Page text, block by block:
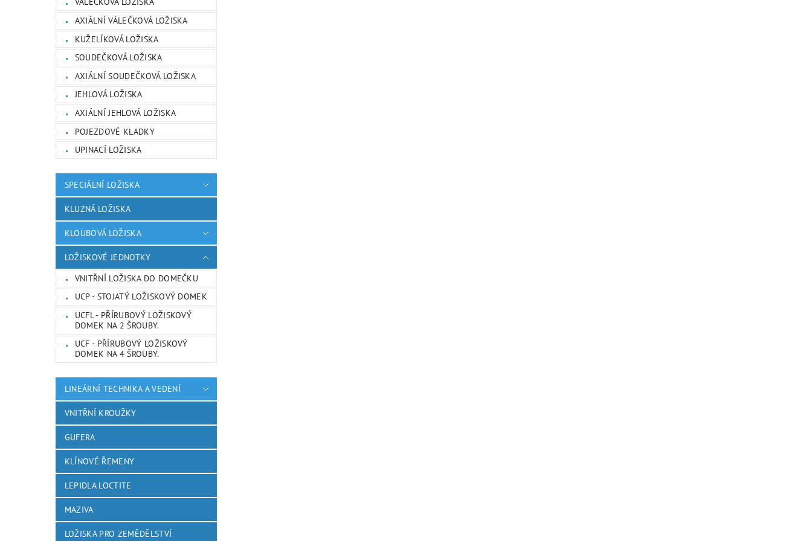
AXIÁLNÍ VÁLEČKOVÁ LOŽISKA
KUŽELÍKOVÁ LOŽISKA
SOUDEČKOVÁ LOŽISKA
AXIÁLNÍ SOUDEČKOVÁ LOŽISKA
JEHLOVÁ LOŽISKA
AXIÁLNÍ JEHLOVÁ LOŽISKA
POJEZDOVÉ KLADKY
UPINACÍ LOŽISKA
SPECIÁLNÍ LOŽISKA
KLUZNÁ LOŽISKA
KLOUBOVÁ LOŽISKA
LOŽISKOVÉ JEDNOTKY
VNITŘNÍ LOŽISKA DO DOMEČKU
UCP - STOJATÝ LOŽISKOVÝ DOMEK
UCFL - PŘÍRUBOVÝ LOŽISKOVÝ
DOMEK NA 2 ŠROUBY.
UCF - PŘÍRUBOVÝ LOŽISKOVÝ
DOMEK NA 4 ŠROUBY.
LINEÁRNÍ TECHNIKA A VEDENÍ
VNITŘNÍ KROUŽKY
GUFERA
KLÍNOVÉ ŘEMENY
LEPIDLA LOCTITE
MAZIVA
LOŽISKA PRO ZEMĚDĚLSTVÍ